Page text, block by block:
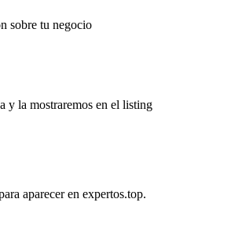
sobre tu negocio
y la mostraremos en el listing
aparecer en expertos.top.